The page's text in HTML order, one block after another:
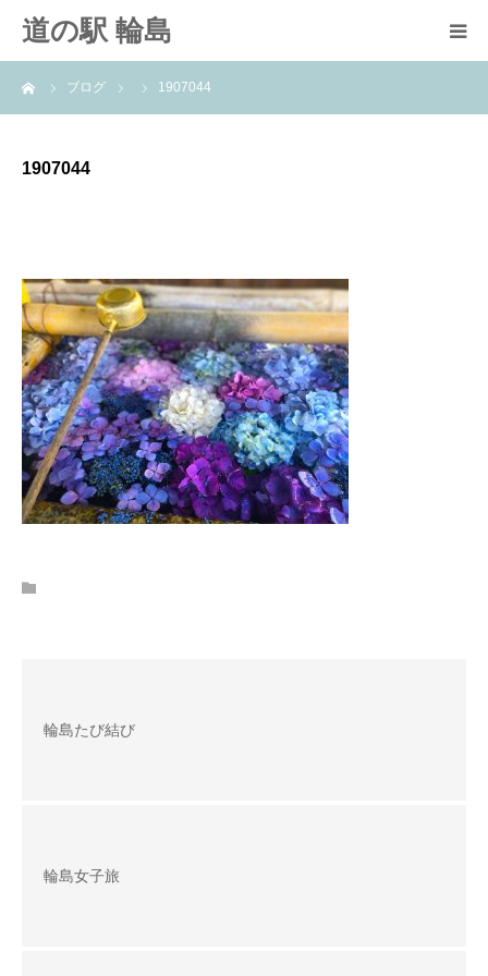
道の駅 輪島
ブログ 1907044
1907044
輪島たび結び
輪島女子旅
道の駅
輪島女子旅
お問い合わせ